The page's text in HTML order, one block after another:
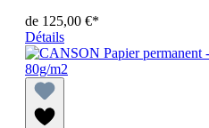
de 125,00 €*
Détails